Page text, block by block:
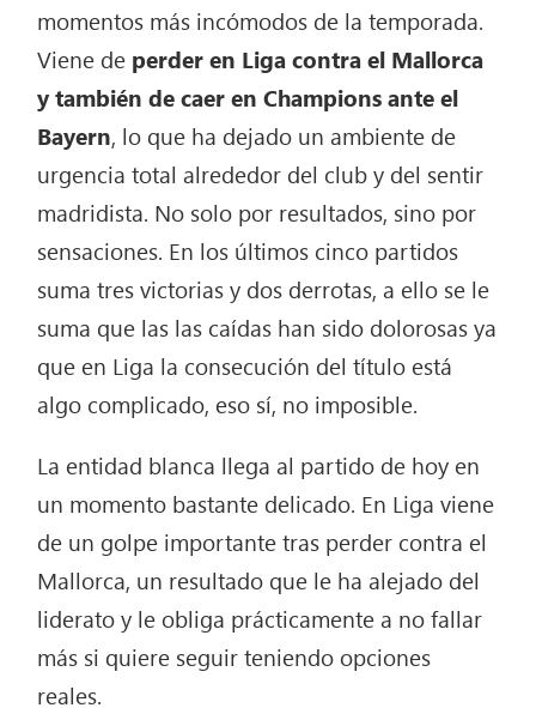
momentos más incómodos de la temporada.
Viene de perder en Liga contra el Mallorca
y también de caer en Champions ante el
Bayern, lo que ha dejado un ambiente de
urgencia total alrededor del club y del sentir
madridista. No solo por resultados, sino por
sensaciones. En los últimos cinco partidos
suma tres victorias y dos derrotas, a ello se le
suma que las las caídas han sido dolorosas ya
que en Liga la consecución del título está
algo complicado, eso sí, no imposible.
La entidad blanca llega al partido de hoy en
un momento bastante delicado. En Liga viene
de un golpe importante tras perder contra el
Mallorca, un resultado que le ha alejado del
liderato y le obliga prácticamente a no fallar
más si quiere seguir teniendo opciones
reales.